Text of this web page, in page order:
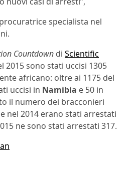
specialista nel
Countdown di Scientific
2015 sono stati uccisi 1305
africano: oltre ai 1175 del
uccisi in Namibia e 50 in
il numero dei bracconieri
nel 2014 erano stati arrestati
ne sono stati arrestati 317.